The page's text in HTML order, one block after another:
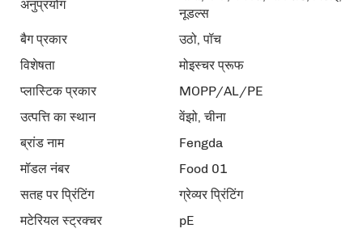
अनुप्रयोग
नूडल्स
बैग प्रकार
उठो, पॉच
विशेषता
मोइस्चर प्रूफ
प्लास्टिक प्रकार
MOPP/AL/PE
उत्पत्ति का स्थान
वेंझो, चीना
ब्रांड नाम
Fengda
मॉडल नंबर
Food 01
सतह पर प्रिंटिंग
ग्रेव्यर प्रिंटिंग
मटेरियल स्ट्रक्चर
pE